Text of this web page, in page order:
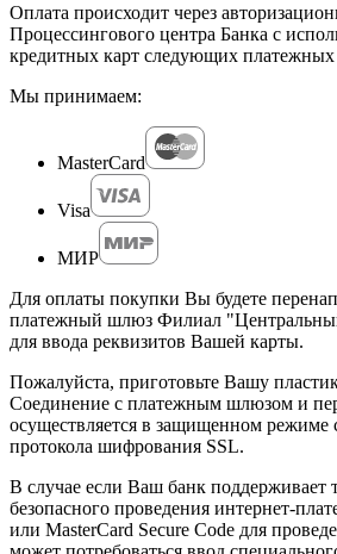
Оплата происходит через
Процессингового центра Банка с
кредитных карт следующих платежных
Мы принимаем:
MasterCard
Visa
МИР
Для оплаты покупки Вы будете
платежный шлюз Филиал
для ввода реквизитов Вашей карты.
Пожалуйста, приготовьте Вашу
Соединение с платежным шлюзом и
осуществляется в защищенном режиме
протокола шифрования SSL.
В случае если Ваш банк поддерживает
безопасного проведения интернет-
или MasterCard Secure Code для